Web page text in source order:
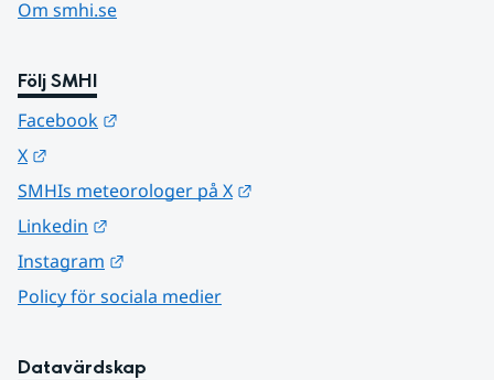
Om smhi.se
Följ SMHI
Facebook
X
SMHIs meteorologer på X
Linkedin
Instagram
Policy för sociala medier
Datavärdskap